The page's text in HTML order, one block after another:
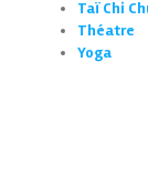
Taï Chi
Théatre
Yoga